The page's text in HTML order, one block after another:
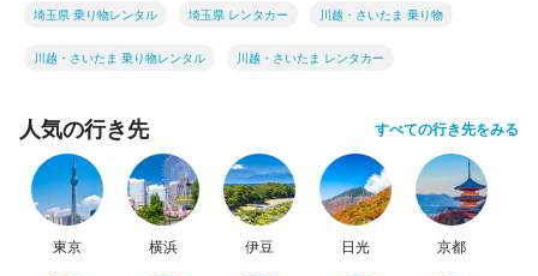
埼玉県 乗り物レンタル 埼玉県 レンタカー 川越・さいたま 乗り物
川越・さいたま 乗り物レンタル 川越・さいたま レンタカー
人気の行き先 すべての行き先をみる
東京 横浜 伊豆 日光 京都